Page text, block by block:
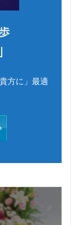
方に」最適